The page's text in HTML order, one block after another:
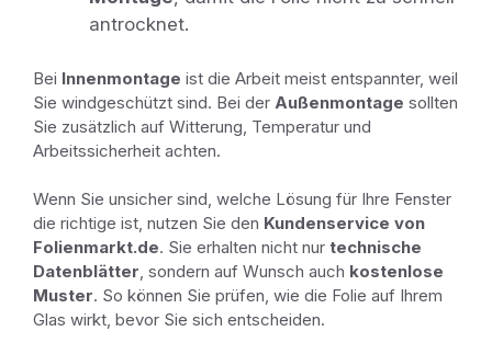
antrocknet.
Bei Innenmontage ist die Arbeit meist entspannter, weil
Sie windgeschützt sind. Bei der Außenmontage sollten
Sie zusätzlich auf Witterung, Temperatur und
Arbeitssicherheit achten.
Wenn Sie unsicher sind, welche Lösung für Ihre Fenster
die richtige ist, nutzen Sie den Kundenservice von
Folienmarkt.de. Sie erhalten nicht nur technische
Datenblätter, sondern auf Wunsch auch kostenlose
Muster. So können Sie prüfen, wie die Folie auf Ihrem
Glas wirkt, bevor Sie sich entscheiden.